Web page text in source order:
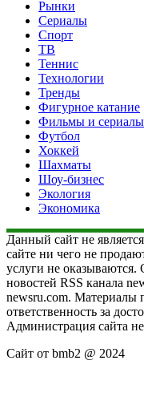
Рынки
Сериалы
Спорт
ТВ
Теннис
Технологии
Тренды
Фигурное катание
Фильмы и сериалы
Футбол
Хоккей
Шахматы
Шоу-бизнес
Экология
Экономика
Данный сайт не
сайте ни чего не
услуги не оказываются.
новостей RSS канала
newsru.com. Материалы
ответственность за
Администрация сайта не
Сайт от bmb2 @ 2024